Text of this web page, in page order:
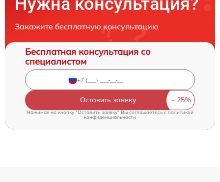
Закажите бесплатную консультацию
Бесплатная консультация со
специалистом
Оставить заявку
Нажимая на кнопку "Оставить заявку" Вы соглашаетесь cполитикой
конфиденциальности